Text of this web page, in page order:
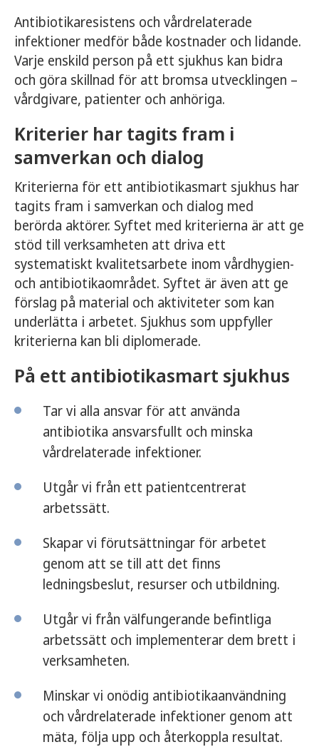
Antibiotikaresistens och vårdrelaterade
infektioner medför både kostnader och lidande.
Varje enskild person på ett sjukhus kan bidra
och göra skillnad för att bromsa utvecklingen –
vårdgivare, patienter och anhöriga.
Kriterier har tagits fram i
samverkan och dialog
Kriterierna för ett antibiotikasmart sjukhus har
tagits fram i samverkan och dialog med
berörda aktörer. Syftet med kriterierna är att ge
stöd till verksamheten att driva ett
systematiskt kvalitetsarbete inom vårdhygien-
och antibiotikaområdet. Syftet är även att ge
förslag på material och aktiviteter som kan
underlätta i arbetet. Sjukhus som uppfyller
kriterierna kan bli diplomerade.
På ett antibiotikasmart sjukhus
Tar vi alla ansvar för att använda
antibiotika ansvarsfullt och minska
vårdrelaterade infektioner.
Utgår vi från ett patientcentrerat
arbetssätt.
Skapar vi förutsättningar för arbetet
genom att se till att det finns
ledningsbeslut, resurser och utbildning.
Utgår vi från välfungerande befintliga
arbetssätt och implementerar dem brett i
verksamheten.
Minskar vi onödig antibiotikaanvändning
och vårdrelaterade infektioner genom att
mäta, följa upp och återkoppla resultat.